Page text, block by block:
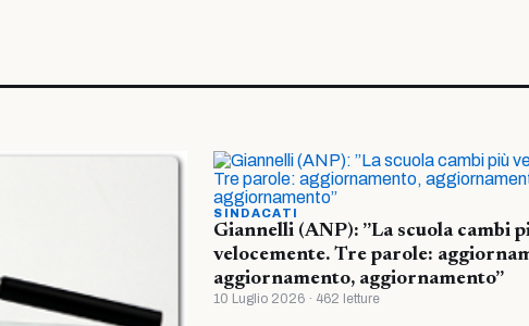
SINDACATI
Giannelli (ANP): ”La scuola cambi
velocemente. Tre parole:
aggiornamento, aggiornamento”
10 Luglio 2026 · 462 letture